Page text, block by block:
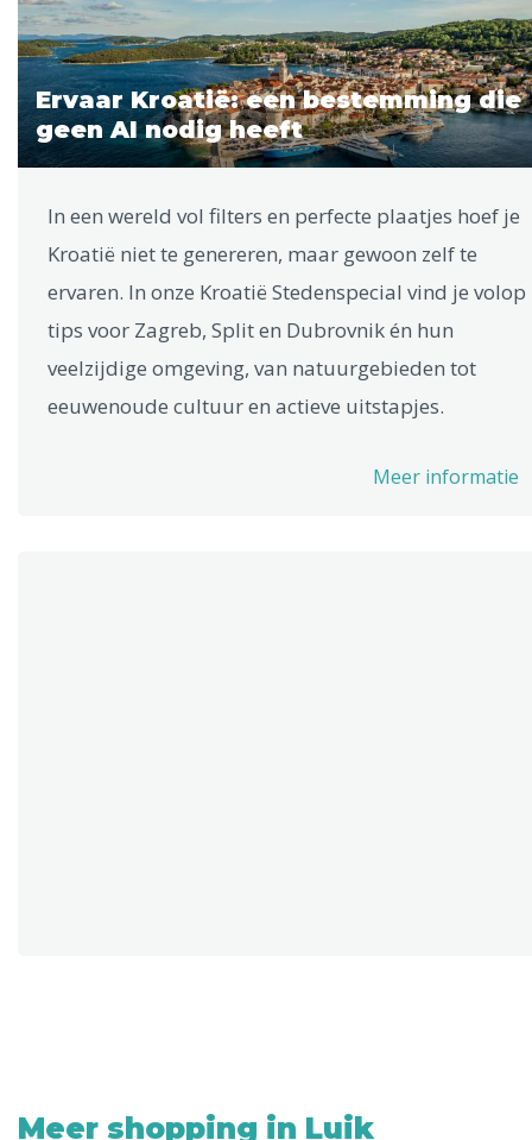
Ervaar Kroatië: een bestemming die
geen AI nodig heeft
In een wereld vol filters en perfecte plaatjes hoef je
Kroatië niet te genereren, maar gewoon zelf te
ervaren. In onze Kroatië Stedenspecial vind je volop
tips voor Zagreb, Split en Dubrovnik én hun
veelzijdige omgeving, van natuurgebieden tot
eeuwenoude cultuur en actieve uitstapjes.
Meer informatie
Meer shopping in Luik